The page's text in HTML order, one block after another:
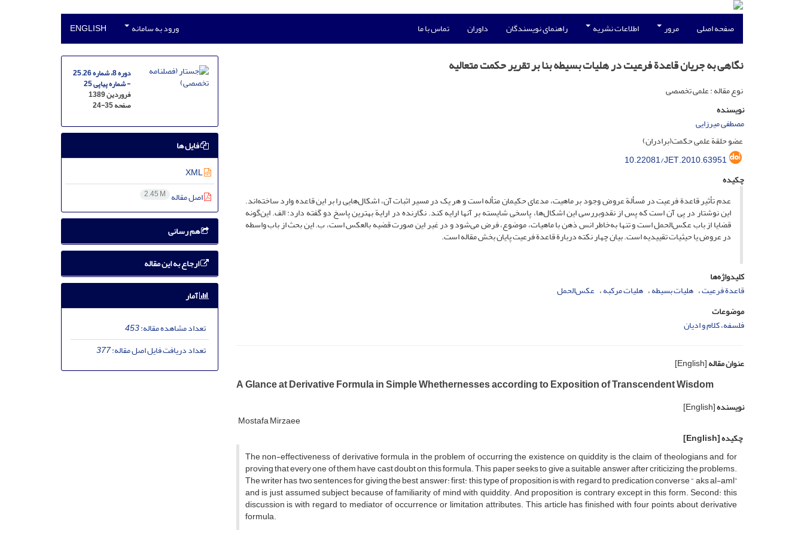
صفحه اصلی مرور اطلاعات نشریه راهنمای نویسندگان داوران تماس با ما ورود به سامانه ENGLISH
نگاهی به جریان قاعدة فرعیت در هلیات بسیطه بنا بر تقریر حکمت متعالیه
نوع مقاله : علمی تخصصی
نویسنده
مصطفی میرزایی
عضو حلقة علمی حکمت(برادران)
10.22081/JET.2010.63951
چکیده
عدم تأثیر قاعدة فرعیت در مسألة عروض وجود بر ماهیت، مدعای حکیمان متأله است و هر یک در مسیر اثبات آن، اشکال‌هایی را بر این قاعده وارد ساخته‌اند.
این نوشتار در پی آن است که پس از نقدوبررسی این اشکال‌ها، پاسخی شایسته بر آنها ارایه کند. نگارنده در ارایة بهترین پاسخ دو گفته دارد: الف. این‌گونه
قضایا از باب عکس‌الحمل است و تنها به‌خاطر انس ذهن با ماهیات، موضوع، فرض می‌شود و در غیر این صورت قضیه بالعکس است، ب. این بحث از باب واسطه
در عروض یا حیثیات تقییدیه است. بیان چهار نکته دربارة قاعدة فرعیت پایان بخش مقاله است.
کلیدواژه‌ها
قاعدة فرعیت هلیات بسیطه هلیات مرکبه عکس‌الحمل
موضوعات
فلسفه، کلام و ادیان
عنوان مقاله[English]
A Glance at Derivative Formula in Simple Whethernesses according to Exposition of Transcendent Wisdom
نویسنده[English]
Mostafa Mirzaee
چکیده[English]
The non-effectiveness of derivative formula in the problem of occurring the existence on quiddity is the claim of theologians and, for
proving that every one of them have cast doubt on this formula. This paper seeks to give a suitable answer after criticizing the problems.
The writer has two sentences for giving the best answer: first: this type of proposition is with regard to predication converse “ aks al-aml”
and is just assumed subject because of familiarity of mind with quiddity. And proposition is contrary except in this form. Second: this
discussion is with regard to mediator of occurrence or limitation attributes. This article has finished with four points about derivative
formula.
دوره 8، شماره 25.26
- شماره پیاپی 25
فروردین 1389
صفحه24-35
فایل ها
XML
اصل مقاله 2.45 M
هم رسانی
ارجاع به این مقاله
آمار
تعداد مشاهده مقاله:453
تعداد دریافت فایل اصل مقاله:377